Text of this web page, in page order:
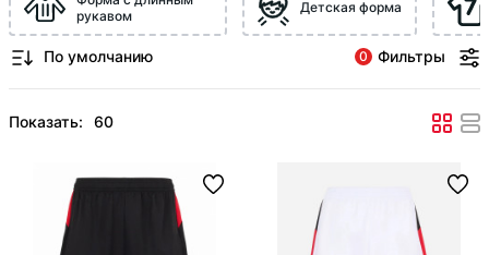
рукавом
Детская форма
0 Фильтры
Показать: